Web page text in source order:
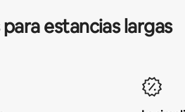
estancias largas